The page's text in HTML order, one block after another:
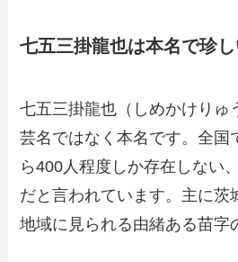
七五三掛龍也は本名で珍
七五三掛龍也（しめかけりゅ
芸名ではなく本名です。全国
ら400人程度しか存在しない
だと言われています。主に茨
地域に見られる由緒ある苗字